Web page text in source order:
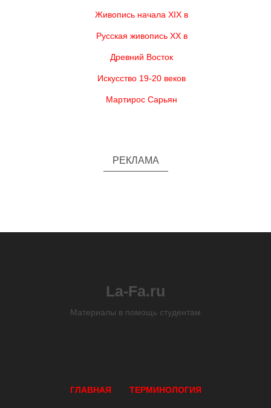
Живопись начала XIX в
Русская живопись XX в
Древний Восток
Искусство 19-20 веков
Мартирос Сарьян
РЕКЛАМА
La-Fa.ru
Материалы в помощь студентам
ГЛАВНАЯ ТЕРМИНОЛОГИЯ